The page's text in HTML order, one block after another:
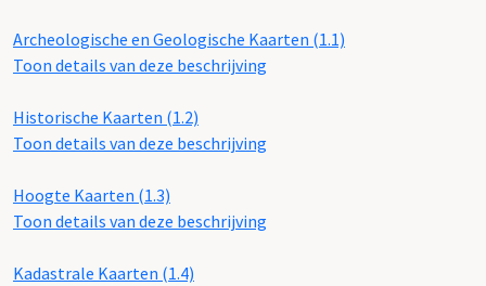
Archeologische en Geologische Kaarten (1.1)
Toon details van deze beschrijving
Historische Kaarten (1.2)
Toon details van deze beschrijving
Hoogte Kaarten (1.3)
Toon details van deze beschrijving
Kadastrale Kaarten (1.4)